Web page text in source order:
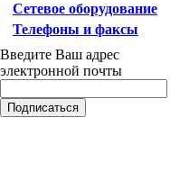
Сетевое оборудование
Телефоны и факсы
Введите Ваш адрес
электронной почты